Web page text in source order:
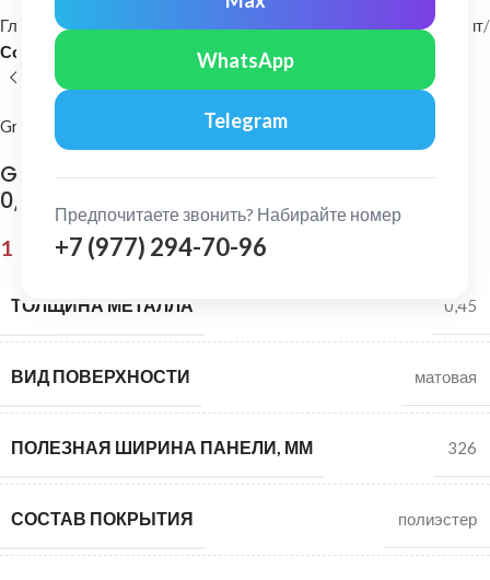
WhatsApp
Telegram
Предпочитаете звонить? Набирайте номер
+7 (977) 294-70-96
Главная Фасадные материалы Металлический сайдинг и софит
Софит
Grand Line
Grand Line: Софит полная перфорация Drap
0,45 мм Ral 9005
1 210,00 ₽
ТОЛЩИНА МЕТАЛЛА 0,45
ВИД ПОВЕРХНОСТИ матовая
ПОЛЕЗНАЯ ШИРИНА ПАНЕЛИ, ММ 326
СОСТАВ ПОКРЫТИЯ полиэстер